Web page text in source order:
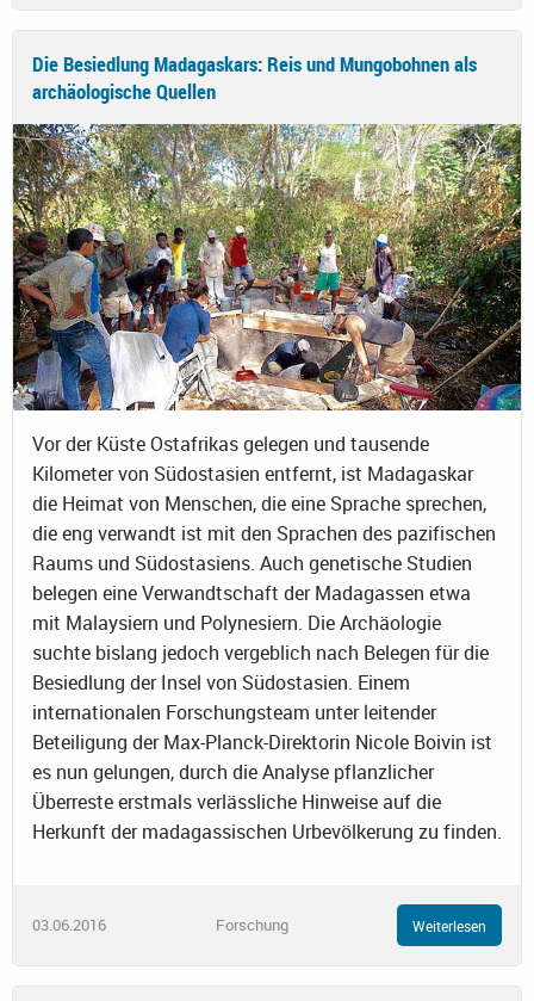
Die Besiedlung Madagaskars: Reis und Mungobohnen als
archäologische Quellen
Vor der Küste Ostafrikas gelegen und tausende
Kilometer von Südostasien entfernt, ist Madagaskar
die Heimat von Menschen, die eine Sprache sprechen,
die eng verwandt ist mit den Sprachen des pazifischen
Raums und Südostasiens. Auch genetische Studien
belegen eine Verwandtschaft der Madagassen etwa
mit Malaysiern und Polynesiern. Die Archäologie
suchte bislang jedoch vergeblich nach Belegen für die
Besiedlung der Insel von Südostasien. Einem
internationalen Forschungsteam unter leitender
Beteiligung der Max-Planck-Direktorin Nicole Boivin ist
es nun gelungen, durch die Analyse pflanzlicher
Überreste erstmals verlässliche Hinweise auf die
Herkunft der madagassischen Urbevölkerung zu finden.
03.06.2016 Forschung Weiterlesen